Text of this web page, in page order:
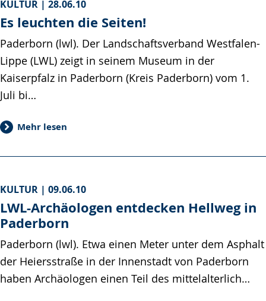
KULTUR | 28.06.10
Es leuchten die Seiten!
Paderborn (lwl). Der Landschaftsverband Westfalen-
Lippe (LWL) zeigt in seinem Museum in der
Kaiserpfalz in Paderborn (Kreis Paderborn) vom 1.
Juli bi…
Mehr lesen
KULTUR | 09.06.10
LWL-Archäologen entdecken Hellweg in
Paderborn
Paderborn (lwl). Etwa einen Meter unter dem Asphalt
der Heiersstraße in der Innenstadt von Paderborn
haben Archäologen einen Teil des mittelalterlich…